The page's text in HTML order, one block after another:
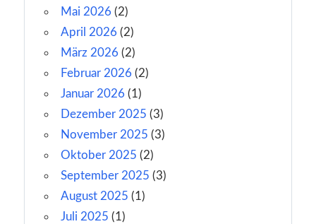
Mai 2026 (2)
April 2026 (2)
März 2026 (2)
Februar 2026 (2)
Januar 2026 (1)
Dezember 2025 (3)
November 2025 (3)
Oktober 2025 (2)
September 2025 (3)
August 2025 (1)
Juli 2025 (1)